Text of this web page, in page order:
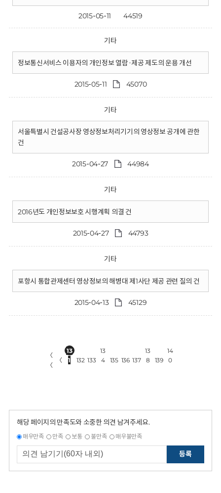
2015-05-11 44519
기타
정보통신서비스 이용자의 개인정보 열람·제공 제도의 운용 개선
2015-05-11 45070
기타
서울특별시 건설공사장 영상정보처리기기의 영상정보 공개에 관한
건
2015-04-27 44984
기타
2016년도 개인정보보호 시행계획 의결 건
2015-04-27 44793
기타
포항시 통합관제센터 영상정보의 해병대 제1사단 제공 관련 질의 건
2015-04-13 45129
〈
〈
〈
13
1
132 133
13
4
135 136 137
13
8
139
14
0
해당 페이지의 만족도와 소중한 의견 남겨주세요.
매우만족 만족 보통 불만족 매우불만족
등록